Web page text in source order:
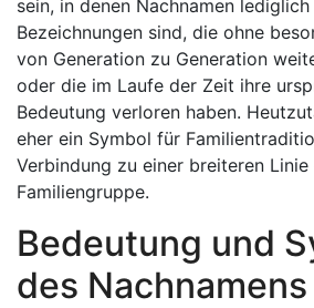
sein, in denen Nachnamen
Bezeichnungen sind, die ohne
von Generation zu Generation
oder die im Laufe der Zeit ihre
Bedeutung verloren haben.
eher ein Symbol für
Verbindung zu einer breiteren
Familiengruppe.
Bedeutung und
des